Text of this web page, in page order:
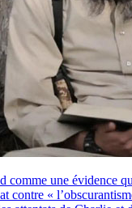
comme une évidence
contre «